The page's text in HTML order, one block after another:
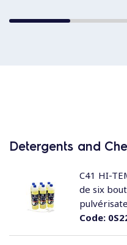
Detergents and
Code:
C41 HI-
de six